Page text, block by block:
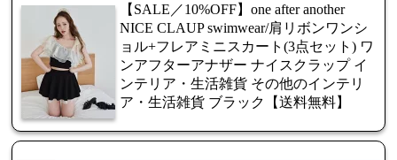
【SALE／10%OFF】one after another
NICE CLAUP swimwear/肩リボンワンシ
ョル+フレアミニスカート(3点セット) ワ
ンアフターアナザー ナイスクラップ イ
ンテリア・生活雑貨 その他のインテリ
ア・生活雑貨 ブラック【送料無料】